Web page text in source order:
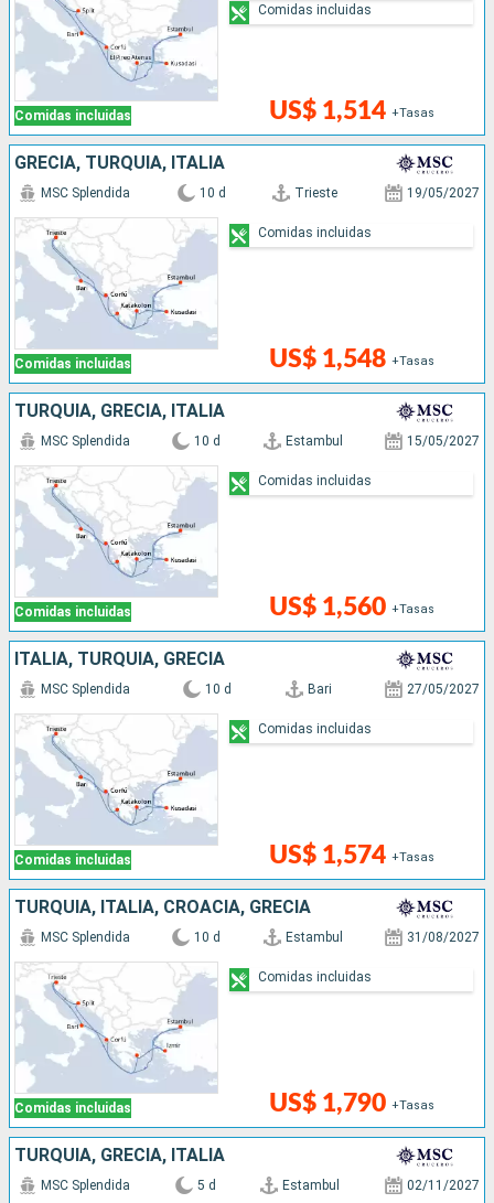
Comidas incluidas US$ 1,514 +Tasas
Comidas incluidas
GRECIA, TURQUÍA, ITALIA
Comidas incluidas
MSC Splendida 10 d Trieste 19/05/2027
US$ 1,548 +Tasas
Comidas incluidas
TURQUÍA, GRECIA, ITALIA
Comidas incluidas
MSC Splendida 10 d Estambul 15/05/2027
US$ 1,560 +Tasas
Comidas incluidas
ITALIA, TURQUÍA, GRECIA
Comidas incluidas
MSC Splendida 10 d Bari 27/05/2027
US$ 1,574 +Tasas
Comidas incluidas
TURQUÍA, ITALIA, CROACIA, GRECIA
Comidas incluidas
MSC Splendida 10 d Estambul 31/08/2027
US$ 1,790 +Tasas
Comidas incluidas
TURQUÍA, GRECIA, ITALIA
MSC Splendida 5 d Estambul 02/11/2027